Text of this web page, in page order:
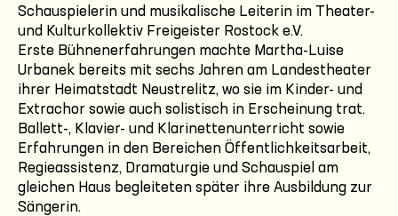
Schauspielerin und musikalische Leiterin im Theater-
und Kulturkollektiv Freigeister Rostock e.V.
Erste Bühnenerfahrungen machte Martha-Luise
Urbanek bereits mit sechs Jahren am Landestheater
ihrer Heimatstadt Neustrelitz, wo sie im Kinder- und
Extrachor sowie auch solistisch in Erscheinung trat.
Ballett-, Klavier- und Klarinettenunterricht sowie
Erfahrungen in den Bereichen Öffentlichkeitsarbeit,
Regieassistenz, Dramaturgie und Schauspiel am
gleichen Haus begleiteten später ihre Ausbildung zur
Sängerin.